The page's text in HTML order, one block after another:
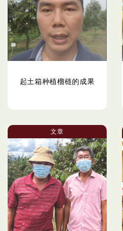
起土箱种植榴梿的成果
文章